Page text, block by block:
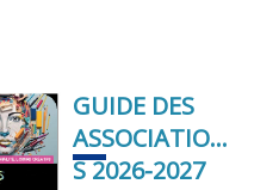
GUIDE DES
ASSOCIATION
S 2026-2027